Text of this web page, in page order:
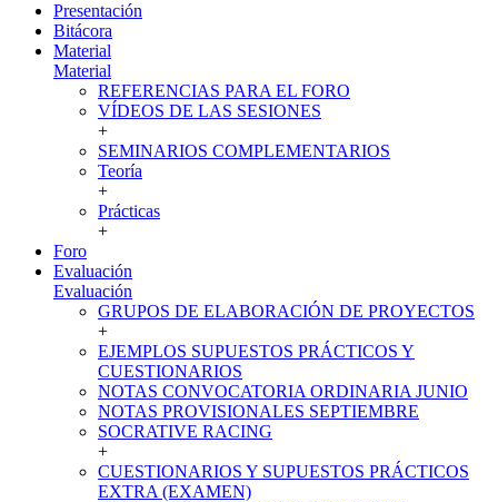
Presentación
Bitácora
Material
Material
REFERENCIAS PARA EL FORO
VÍDEOS DE LAS SESIONES
+
SEMINARIOS COMPLEMENTARIOS
Teoría
+
Prácticas
+
Foro
Evaluación
Evaluación
GRUPOS DE ELABORACIÓN DE PROYECTOS
+
EJEMPLOS SUPUESTOS PRÁCTICOS Y
CUESTIONARIOS
NOTAS CONVOCATORIA ORDINARIA JUNIO
NOTAS PROVISIONALES SEPTIEMBRE
SOCRATIVE RACING
+
CUESTIONARIOS Y SUPUESTOS PRÁCTICOS
EXTRA (EXAMEN)